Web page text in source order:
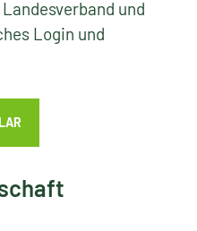
und
Login und